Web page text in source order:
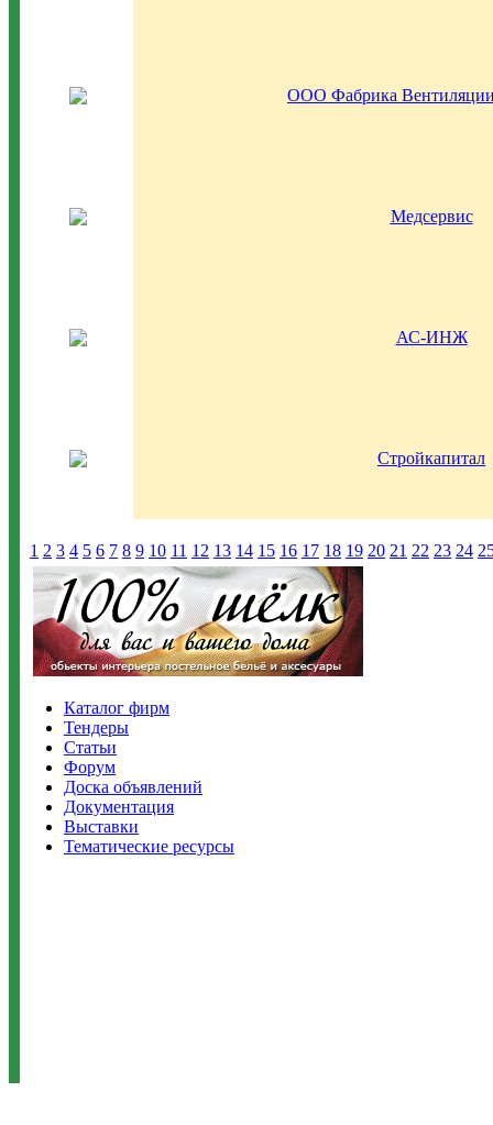
ООО Фабрика
Медсервис
АС-ИНЖ
Стройкапитал
1 2 3 4 5 6 7 8 9 10 11 12 13 14 15 16 17 18 19 20 21 22 23 24
Каталог фирм
Тендеры
Статьи
Форум
Доска объявлений
Документация
Выставки
Тематические ресурсы